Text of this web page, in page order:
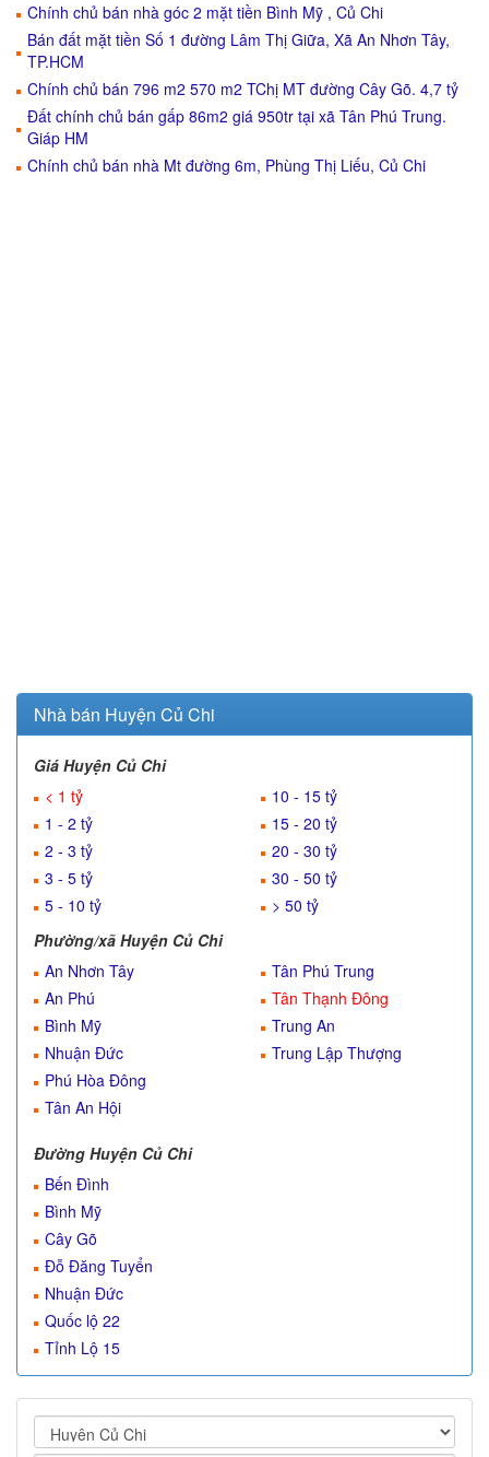
Chính chủ bán nhà góc 2 mặt tiền Bình Mỹ , Củ Chi
Bán đất mặt tiền Số 1 đường Lâm Thị Giữa, Xã An Nhơn Tây,
TP.HCM
Chính chủ bán 796 m2 570 m2 TChị MT đường Cây Gõ. 4,7 tỷ
Đất chính chủ bán gấp 86m2 giá 950tr tại xã Tân Phú Trung.
Giáp HM
Chính chủ bán nhà Mt đường 6m, Phùng Thị Liếu, Củ Chi
Nhà bán Huyện Củ Chi
Giá Huyện Củ Chi
< 1 tỷ
1 - 2 tỷ
2 - 3 tỷ
3 - 5 tỷ
5 - 10 tỷ
10 - 15 tỷ
15 - 20 tỷ
20 - 30 tỷ
30 - 50 tỷ
> 50 tỷ
Phường/xã Huyện Củ Chi
An Nhơn Tây
An Phú
Bình Mỹ
Nhuận Đức
Phú Hòa Đông
Tân An Hội
Tân Phú Trung
Tân Thạnh Đông
Trung An
Trung Lập Thượng
Đường Huyện Củ Chi
Bến Đình
Bình Mỹ
Cây Gõ
Đỗ Đăng Tuyển
Nhuận Đức
Quốc lộ 22
Tỉnh Lộ 15